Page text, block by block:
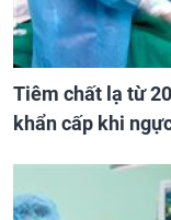
Tiêm chất lạ từ
khẩn cấp khi